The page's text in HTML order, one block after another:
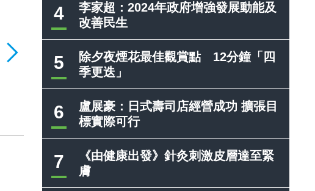
4
李家超：2024年政府增強發展動能及
改善民生
5
除夕夜煙花最佳觀賞點 12分鐘「四
季更迭」
6
盧展豪：日式壽司店經營成功 擴張目
標實際可行
7
《由健康出發》針灸刺激皮層達至緊
膚